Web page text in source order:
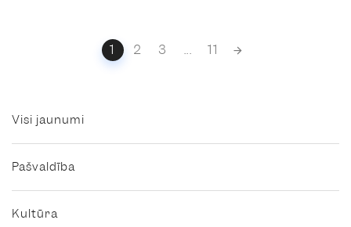
1 2 3 ... 11
Visi jaunumi
Pašvaldība
Kultūra